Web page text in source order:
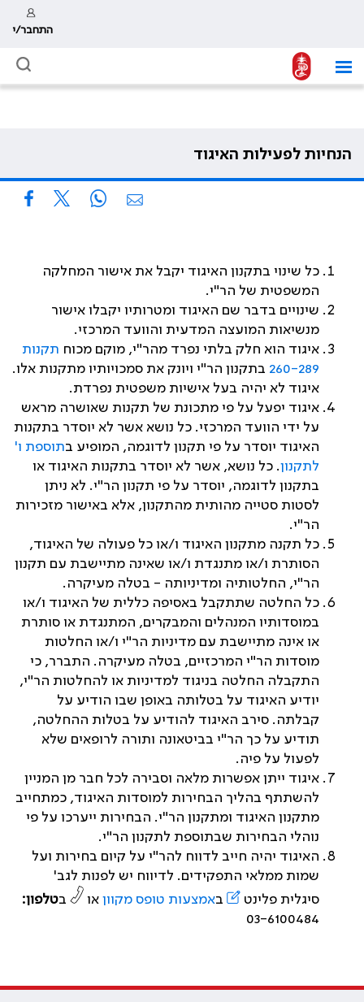
התחבר/י
הנחיות לפעילות האיגוד
כל שינוי בתקנון האיגוד יקבל את אישור המחלקה
המשפטית של הר"י.
שינויים בדבר שם האיגוד ומטרותיו יקבלו אישור
מנשיאות המועצה המדעית והוועד המרכזי.
איגוד הוא חלק בלתי נפרד מהר"י, מוקם מכוח תקנות
260-289 בתקנון הר"י ויונק את סמכויותיו מתקנות אלו.
איגוד לא יהיה בעל אישיות משפטית נפרדת.
איגוד יפעל על פי מתכונת של תקנות שאושרה מראש
על ידי הוועד המרכזי. כל נושא אשר לא יוסדר בתקנות
האיגוד יוסדר על פי תקנון לדוגמה, המופיע בתוספת ו'
לתקנון. כל נושא, אשר לא יוסדר בתקנות האיגוד או
בתקנון לדוגמה, יוסדר על פי תקנון הר"י. לא ניתן
לסטות סטייה מהותית מהתקנון, אלא באישור מזכירות
הר"י.
כל תקנה מתקנון האיגוד ו/או כל פעולה של האיגוד,
הסותרת ו/או מתנגדת ו/או שאינה מתיישבת עם תקנון
הר"י, החלטותיה ומדיניותה - בטלה מעיקרה.
כל החלטה שתתקבל באסיפה כללית של האיגוד ו/או
במוסדותיו המנהלים והמבקרים, המתנגדת או סותרת
או אינה מתיישבת עם מדיניות הר"י ו/או החלטות
מוסדות הר"י המרכזיים, בטלה מעיקרה. התברר, כי
התקבלה החלטה בניגוד למדיניות או להחלטות הר"י,
יודיע האיגוד על בטלותה באופן שבו הודיע על
קבלתה. סירב האיגוד להודיע על בטלות ההחלטה,
תודיע על כך הר"י בביטאונה ותורה לרופאים שלא
לפעול על פיה.
איגוד ייתן אפשרות מלאה וסבירה לכל חבר מן המניין
להשתתף בהליך הבחירות למוסדות האיגוד, כמתחייב
מתקנון האיגוד ומתקנון הר"י. הבחירות ייערכו על פי
נוהלי הבחירות שבתוספת לתקנון הר"י.
האיגוד יהיה חייב לדווח להר"י על קיום בחירות ועל
שמות ממלאי התפקידים. לדיווח יש לפנות לגב'
סיגלית פלינט
באמצעות טופס מקוון או בטלפון:
03-6100484